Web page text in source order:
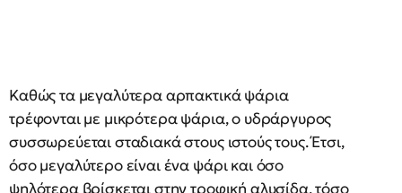
Καθώς τα μεγαλύτερα αρπακτικά ψάρια
τρέφονται με μικρότερα ψάρια, ο υδράργυρος
συσσωρεύεται σταδιακά στους ιστούς τους. Έτσι,
όσο μεγαλύτερο είναι ένα ψάρι και όσο
ψηλότερα βρίσκεται στην τροφική αλυσίδα, τόσο